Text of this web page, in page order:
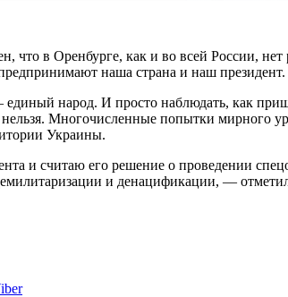
что в Оренбурге, как и во всей России,
наша страна и наш президент.
народ. И просто наблюдать, как
Многочисленные попытки мирного
Украины.
и считаю его решение о проведении
и денацификации, —